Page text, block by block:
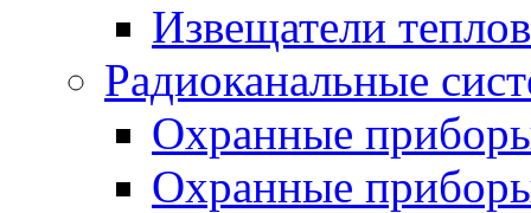
Извещатели
Радиоканальные
Охранные
Охранные